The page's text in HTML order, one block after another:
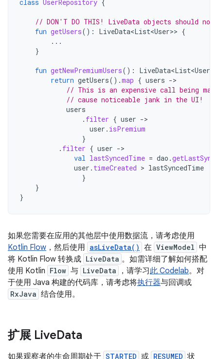
class UserRepository {
// DON'T DO THIS! LiveData objects should
fun getUsers(): LiveData<List<User>> {
...
}
fun getNewPremiumUsers(): LiveData<List<User>
return getUsers().map { users -
// This is an expensive call being
// cause noticeable jank in the UI!
users
. filter { user -
user . isPremium
}
. filter { user -
val lastSyncedTime = dao .
user . timeCreated > lastSyncedTime
}
}
}
如果您需要在应用的其他层中使用数据流，请考虑使用
Kotlin Flow ，然后使用 asLiveData() 在 ViewModel 中
将 Kotlin Flow 转换成 LiveData 。如需详细了解如何搭配
使用 Kotlin Flow 与 LiveData ，请学习此 Codelab。对
于使用 Java 构建的代码库，请考虑将执行器与回调或
RxJava 结合使用。
扩展 LiveData
如果观察者的生命周期处于 STARTED 或 RESUMED 状